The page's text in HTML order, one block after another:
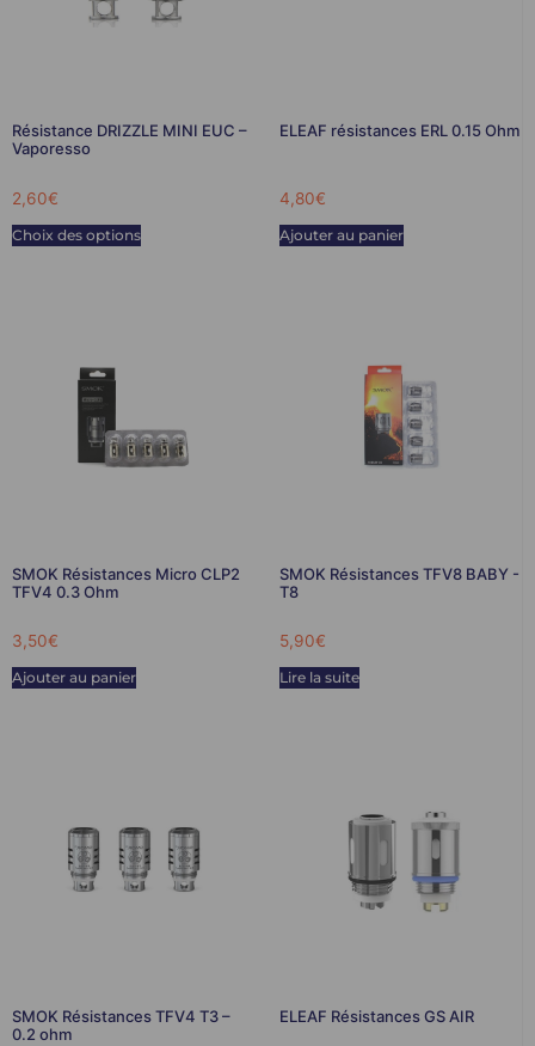
Résistance DRIZZLE MINI EUC –
Vaporesso
2,60€
Choix des options
ELEAF résistances ERL 0.15 Ohm
4,80€
Ajouter au panier
SMOK Résistances Micro CLP2
TFV4 0.3 Ohm
3,50€
Ajouter au panier
SMOK Résistances TFV8 BABY -
T8
5,90€
Lire la suite
SMOK Résistances TFV4 T3 –
0.2 ohm
ELEAF Résistances GS AIR